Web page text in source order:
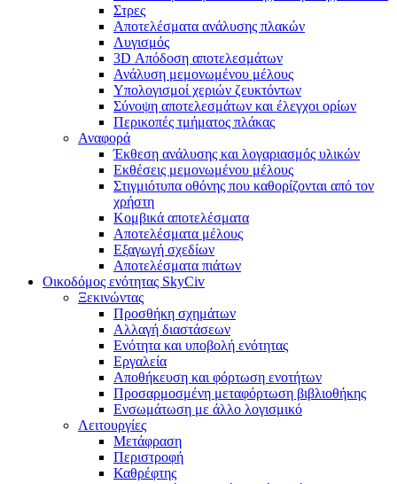
Στρες
Αποτελέσματα ανάλυσης πλακών
Λυγισμός
3D Απόδοση αποτελεσμάτων
Ανάλυση μεμονωμένου μέλους
Υπολογισμοί χεριών ζευκτόντων
Σύνοψη αποτελεσμάτων και έλεγχοι ορίων
Περικοπές τμήματος πλάκας
Αναφορά
Έκθεση ανάλυσης και λογαριασμός υλικών
Εκθέσεις μεμονωμένου μέλους
Στιγμιότυπα οθόνης που καθορίζονται από τον
χρήστη
Κομβικά αποτελέσματα
Αποτελέσματα μέλους
Εξαγωγή σχεδίων
Αποτελέσματα πιάτων
Οικοδόμος ενότητας SkyCiv
Ξεκινώντας
Προσθήκη σχημάτων
Αλλαγή διαστάσεων
Ενότητα και υποβολή ενότητας
Εργαλεία
Αποθήκευση και φόρτωση ενοτήτων
Προσαρμοσμένη μεταφόρτωση βιβλιοθήκης
Ενσωμάτωση με άλλο λογισμικό
Λειτουργίες
Μετάφραση
Περιστροφή
Καθρέφτης